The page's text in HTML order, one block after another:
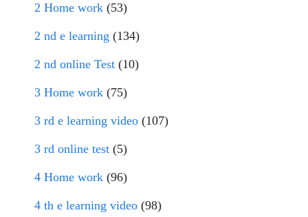
2 Home work (53)
2 nd e learning (134)
2 nd online Test (10)
3 Home work (75)
3 rd e learning video (107)
3 rd online test (5)
4 Home work (96)
4 th e learning video (98)